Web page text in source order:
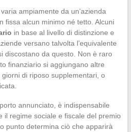
ampiamente da un’azienda
fissa alcun minimo né tetto. Alcuni
in base al livello di distinzione e
versano talvolta l’equivalente
discostano da questo. Non è raro
finanziario si aggiungano altre
di riposo supplementari, o
annunciato, è indispensabile
il regime sociale e fiscale del premio
punto determina ciò che apparirà